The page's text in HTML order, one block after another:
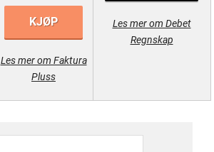
KJØP
Les mer om Faktura
Pluss
Les mer om Debet
Regnskap